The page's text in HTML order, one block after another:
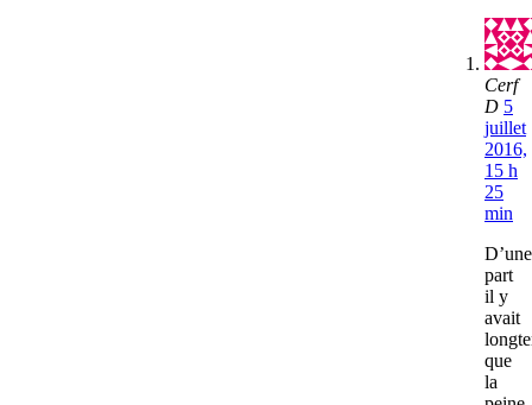
Cerf
D 5
juillet
2016,
15 h
25
min
D’une
part
il y
avait
que
la